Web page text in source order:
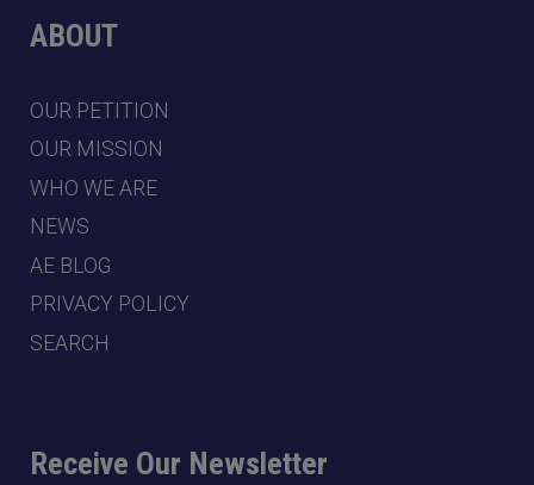
ABOUT
OUR PETITION
OUR MISSION
WHO WE ARE
NEWS
AE BLOG
PRIVACY POLICY
SEARCH
Receive Our Newsletter